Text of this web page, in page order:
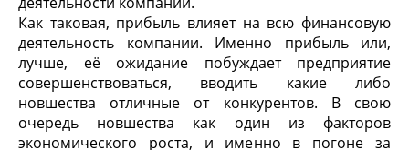
Как таковая, прибыль влияет на всю финансовую
деятельность компании. Именно прибыль или,
лучше, её ожидание побуждает предприятие
совершенствоваться, вводить какие либо
новшества отличные от конкурентов. В свою
очередь новшества как один из факторов
экономического роста, и именно в погоне за